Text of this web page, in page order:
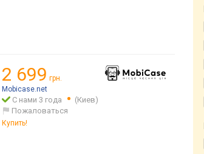
2 699 грн.
Mobicase.net
С нами 3 года
(Киев)
Пожаловаться
Купить!